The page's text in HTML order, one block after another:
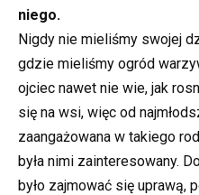
niego.
Nigdy nie mieliśmy swojej
gdzie mieliśmy ogród
ojciec nawet nie wie, jak
się na wsi, więc od
zaangażowana w takiego
była nimi zainteresowany.
było zajmować się uprawą,